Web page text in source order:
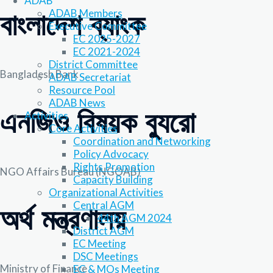
ADAB Members
Executive Committee
EC 2025-2027
EC 2021-2024
District Committee
ADAB Secretariat
Resource Pool
ADAB News
Activities
Core Activities
Coordination and Networking
Policy Advocacy
Rights Promotion
Capacity Building
Organizational Activities
Central AGM
44th AGM 2024
District AGM
EC Meeting
DSC Meetings
EC & MOs Meeting
বাংলাদেশ ব্যাংক
Bangladesh Bank
এনজিও বিষয়ক ব্যুরো
NGO Affairs Bureau (NGOAB)
অর্থ মন্ত্রণালয়
Ministry of Finance